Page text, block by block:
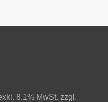
8.1% MwSt. zzgl.